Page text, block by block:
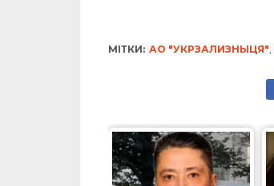
МІТКИ: АО "УКРЗАЛИЗНЫЦЯ",